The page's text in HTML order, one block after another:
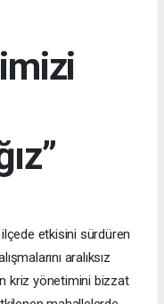
ilçede etkisini sürdüren
aralıksız
kriz yönetimini bizzat